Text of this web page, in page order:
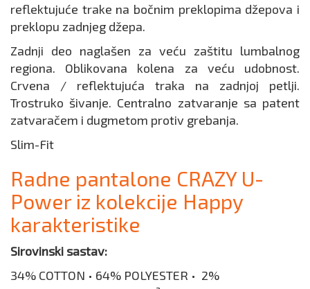
reflektujuće trake na bočnim preklopima džepova i
preklopu zadnjeg džepa.
Zadnji deo naglašen za veću zaštitu lumbalnog
regiona. Oblikovana kolena za veću udobnost.
Crvena / reflektujuća traka na zadnjoj petlji.
Trostruko šivanje. Centralno zatvaranje sa patent
zatvaračem i dugmetom protiv grebanja.
Slim-Fit
Radne pantalone CRAZY U-
Power iz kolekcije Happy
karakteristike
Sirovinski sastav:
34% COTTON • 64% POLYESTER • 2%